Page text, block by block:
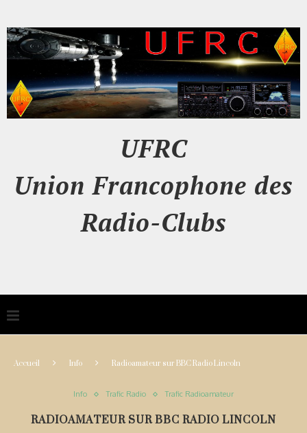
UFRC
Union Francophone des
Radio-Clubs
Accueil Info Radioamateur sur BBC Radio Lincoln
Info Trafic Radio Trafic Radioamateur
RADIOAMATEUR SUR BBC RADIO LINCOLN